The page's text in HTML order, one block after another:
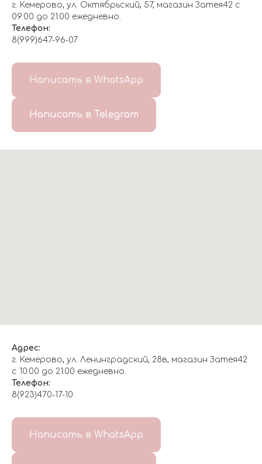
г. Кемерово, ул. Октябрьский, 57, магазин Затея42 с
09:00 до 21:00 ежедневно.
Телефон:
8(999)647-96-07
Написать в WhatsApp
Написать в Telegram
Адрес:
г. Кемерово, ул. Ленинградский, 28в, магазин Затея42
с 10:00 до 21:00 ежедневно.
Телефон:
8(923)470-17-10
Написать в WhatsApp